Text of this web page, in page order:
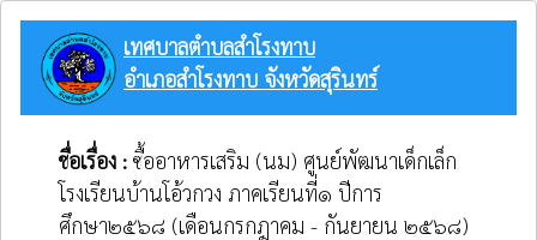
เทศบาลตำบลสำโรงทาบ
อำเภอสำโรงทาบ จังหวัดสุรินทร์
ชื่อเรื่อง : ซื้ออาหารเสริม (นม) ศูนย์พัฒนาเด็กเล็ก
โรงเรียนบ้านโอ้วกวง ภาคเรียนที่๑ ปีการ
ศึกษา๒๕๖๘ (เดือนกรกฎาคม - กันยายน ๒๕๖๘)